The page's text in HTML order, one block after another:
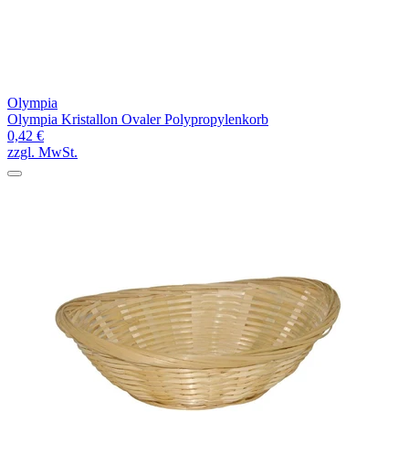
Olympia
Olympia Kristallon Ovaler Polypropylenkorb
0,42 €
zzgl. MwSt.